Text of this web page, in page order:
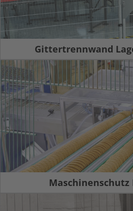
Gittertrennwand
Maschinenschutz